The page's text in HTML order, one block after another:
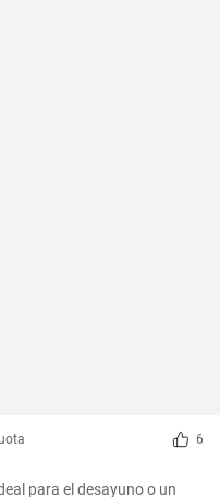
6
para el desayuno o un